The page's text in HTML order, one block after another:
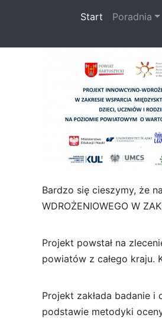
Start (current)
Poradnia
Bardzo się cieszymy, że
WDROŻENIOWEGO W
Projekt powstał na
powiatów z całego kraju.
Projekt zakłada badanie
podstawie metodyki